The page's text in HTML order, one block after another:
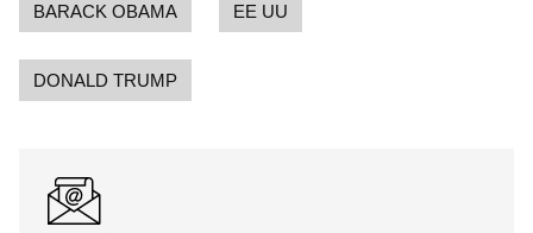
BARACK OBAMA EE UU
DONALD TRUMP